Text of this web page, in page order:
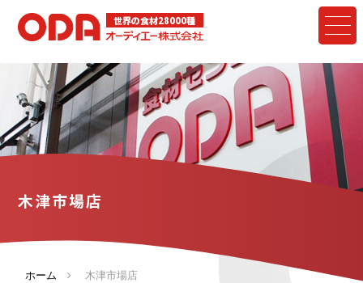
世界の食材28000種
木津市場店
ホーム 木津市場店